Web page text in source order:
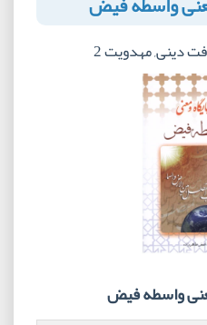
دینی, مهدویت 2
واسطه فیض